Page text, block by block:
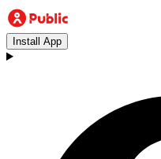
Install App